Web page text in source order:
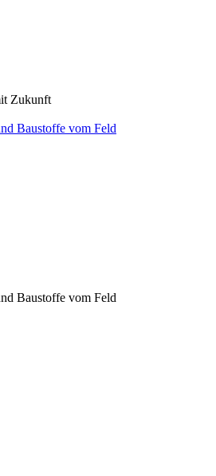
Zukunft
Baustoffe vom Feld
Baustoffe vom Feld